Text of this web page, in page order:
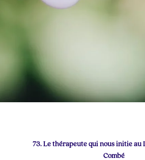
73. Le thérapeute qui nous initie au
Combé